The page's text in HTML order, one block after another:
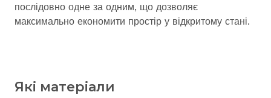
послідовно одне за одним, що дозволяє
максимально економити простір у відкритому стані.
Які матеріали